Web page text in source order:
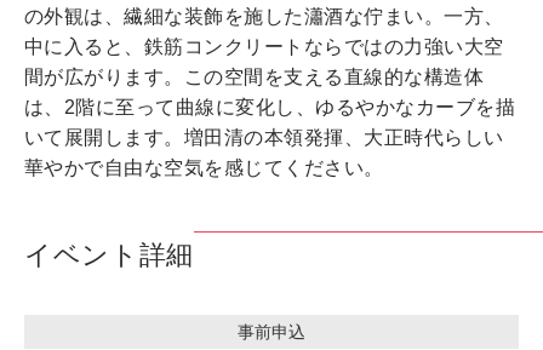
の外観は、繊細な装飾を施した瀟酒な佇まい。一方、
中に入ると、鉄筋コンクリートならではの力強い大空
間が広がります。この空間を支える直線的な構造体
は、2階に至って曲線に変化し、ゆるやかなカーブを描
いて展開します。増田清の本領発揮、大正時代らしい
華やかで自由な空気を感じてください。
イベント詳細
事前申込